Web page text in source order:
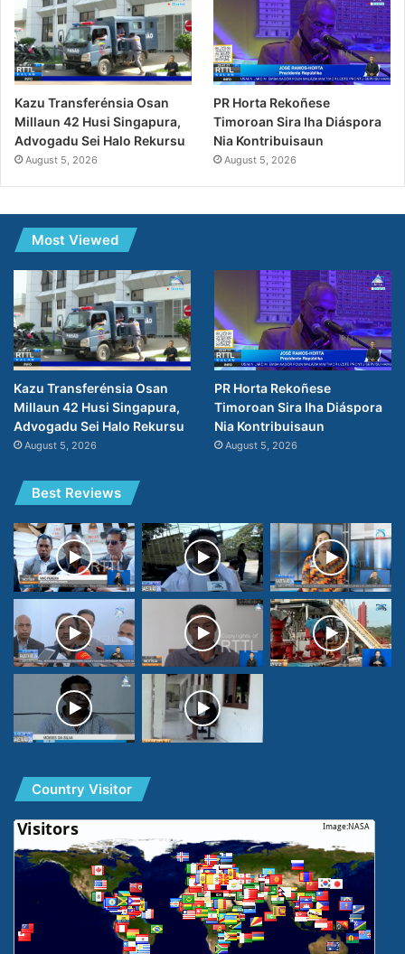
Kazu Transferénsia Osan
Millaun 42 Husi Singapura,
Advogadu Sei Halo Rekursu
August 5, 2026
PR Horta Rekoñese
Timoroan Sira Iha Diáspora
Nia Kontribuisaun
August 5, 2026
Most Viewed
Kazu Transferénsia Osan
Millaun 42 Husi Singapura,
Advogadu Sei Halo Rekursu
August 5, 2026
PR Horta Rekoñese
Timoroan Sira Iha Diáspora
Nia Kontribuisaun
August 5, 2026
Best Reviews
Country Visitor